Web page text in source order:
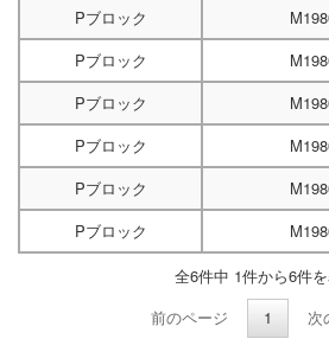
Pブロック
Pブロック
Pブロック
Pブロック
Pブロック
Pブロック
全6件中 1件から6件
前のページ
1 次